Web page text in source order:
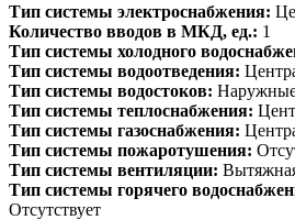
Тип системы электроснабжения:
Количество вводов в МКД, ед.: 1
Тип системы холодного
Тип системы водоотведения:
Тип системы водостоков:
Тип системы теплоснабжения:
Тип системы газоснабжения:
Тип системы пожаротушения:
Тип системы вентиляции:
Тип системы горячего
Отсутствует